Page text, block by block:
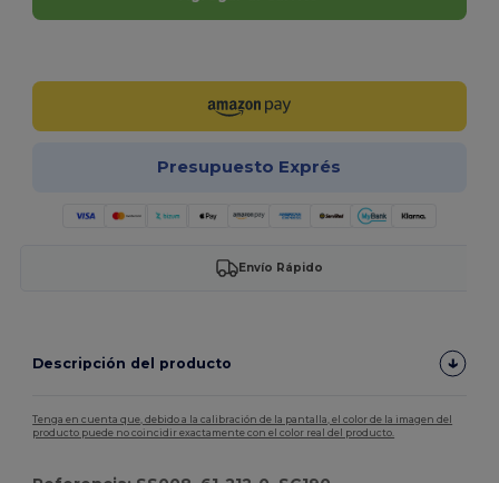
Presupuesto Exprés
Envío Rápido
Descripción del producto
Tenga en cuenta que, debido a la calibración de la pantalla, el color de la imagen del
producto puede no coincidir exactamente con el color real del producto.